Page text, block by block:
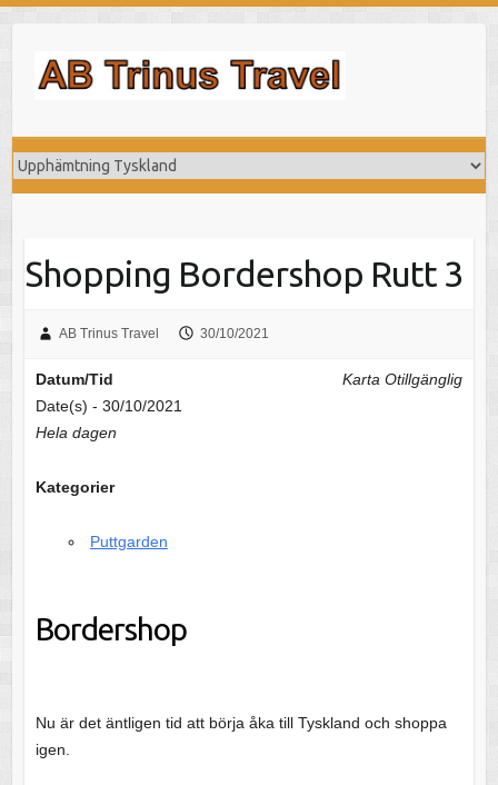
innehåll
Shopping Bordershop Rutt 3
AB Trinus Travel 30/10/2021
Karta Otillgänglig
Datum/Tid
Date(s) - 30/10/2021
Hela dagen
Kategorier
Puttgarden
Bordershop
Nu är det äntligen tid att börja åka till Tyskland och shoppa
igen.